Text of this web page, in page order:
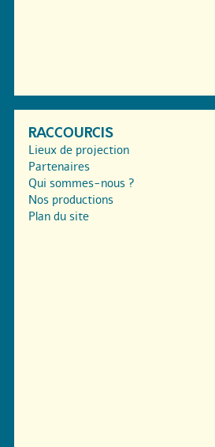
RACCOURCIS
Lieux de projection
Partenaires
Qui sommes-nous ?
Nos productions
Plan du site